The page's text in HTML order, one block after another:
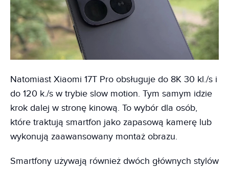
Natomiast Xiaomi 17T Pro obsługuje do 8K 30 kl./s i
do 120 k./s w trybie slow motion. Tym samym idzie
krok dalej w stronę kinową. To wybór dla osób,
które traktują smartfon jako zapasową kamerę lub
wykonują zaawansowany montaż obrazu.
Smartfony używają również dwóch głównych stylów